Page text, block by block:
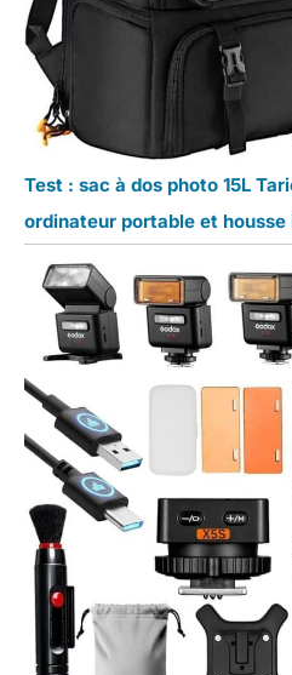
Test : sac à dos photo 15L
ordinateur portable et housse